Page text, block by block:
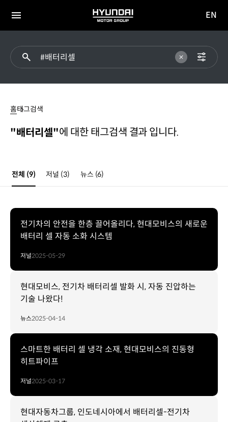
전체
HYUNDAI
MOTOR
이동
EN
홈태그검색
"배터리셀"에 대한 태그검색 결과 입니다.
전체 (9) 저널 (3) 뉴스 (6)
전기차의 안전을 한층 끌어올리다, 현대모비스의 새로운
배터리 셀 자동 소화 시스템
저널2025-05-29
현대모비스, 전기차 배터리셀 발화 시, 자동 진압하는
기술 나왔다!
뉴스2025-04-14
스마트한 배터리 셀 냉각 소재, 현대모비스의 진동형
히트파이프
저널2025-03-17
현대자동차그룹, 인도네시아에서 배터리셀-전기차